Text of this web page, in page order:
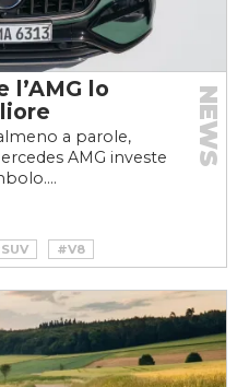
l’AMG lo
a parole,
AMG investe
NEWS
#V8